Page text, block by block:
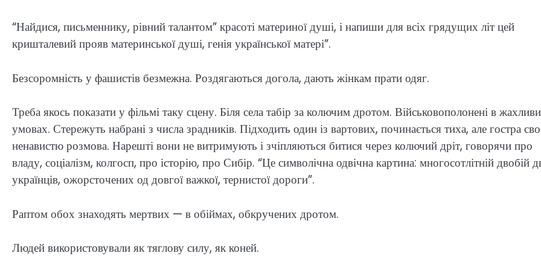
“Найдися, письменнику, рівний талантом” красоті материної душі, і напиши для всіх грядущих літ цей
кришталевий прояв материнської душі, генія української матері”.
Безсоромність у фашистів безмежна. Роздягаються догола, дають жінкам прати одяг.
Треба якось показати у фільмі таку сцену. Біля села табір за колючим дротом. Військовополонені в
умовах. Стережуть набрані з числа зрадників. Підходить один із вартових, починається тиха, але гостра
ненавистю розмова. Нарешті вони не витримують і зчіпляються битися через колючий дріт, говорячи про
владу, соціалізм, колгосп, про історію, про Сибір. “Це символічна одвічна картина: многосотлітній двобій
українців, ожорсточених од довгої важкої, тернистої дороги”.
Раптом обох знаходять мертвих — в обіймах, обкручених дротом.
Людей використовували як тяглову силу, як коней.